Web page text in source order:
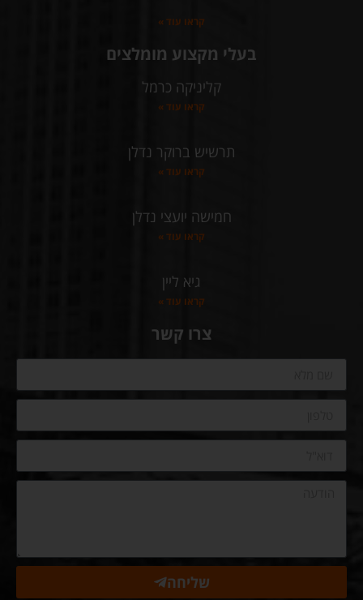
קראו עוד »
בעלי מקצוע מומלצים
קליניקה כרמל
קראו עוד »
תרשיש ברוקר נדלן
קראו עוד »
חמישה יועצי נדלן
קראו עוד »
גיא ליין
קראו עוד »
צרו קשר
שליחה